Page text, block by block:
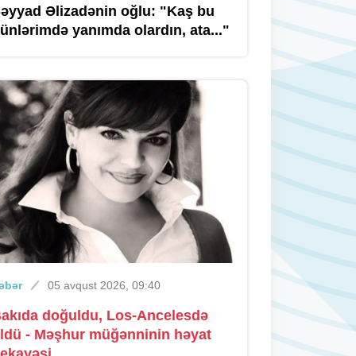
"Melisa" hava limanında
Xəbər Dünən, 14:33
Məhərrəmovun oğlunun yerini
Nağdəliyevin oğlu tutdu
Sabah Bakıda 36 dərəcə isti olacaq
Əlizadənin oğlu: "Kaş bu
yanımda olardın, ata..."
05 avqust 2026, 09:40
doğuldu, Los-Ancelesdə
- Məşhur müğənninin həyat